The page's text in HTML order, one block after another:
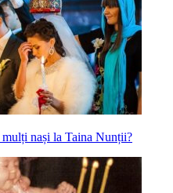
nași la Taina Nunții?